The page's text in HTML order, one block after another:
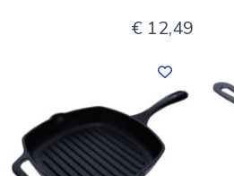
€ 12,49